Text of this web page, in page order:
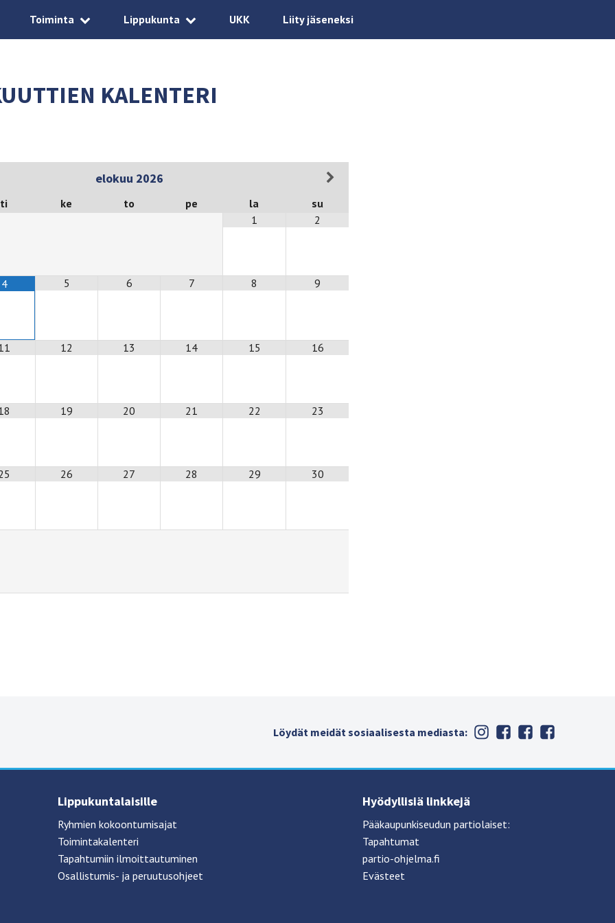
Toiminta Lippukunta UKK Liity jäseneksi
KALENTERI
elokuu 2026
ti ke to pe la
su
1
2
4 5 6 7 8 9
12 13 14 15 16
19 20 21 22 23
26 27 28 29 30
Löydät meidät sosiaalisesta mediasta:
Lippukuntalaisille
Ryhmien kokoontumisajat
Toimintakalenteri
Tapahtumiin ilmoittautuminen
Osallistumis- ja peruutusohjeet
Hyödyllisiä linkkejä
Pääkaupunkiseudun partiolaiset:
Tapahtumat
partio-ohjelma.fi
Evästeet